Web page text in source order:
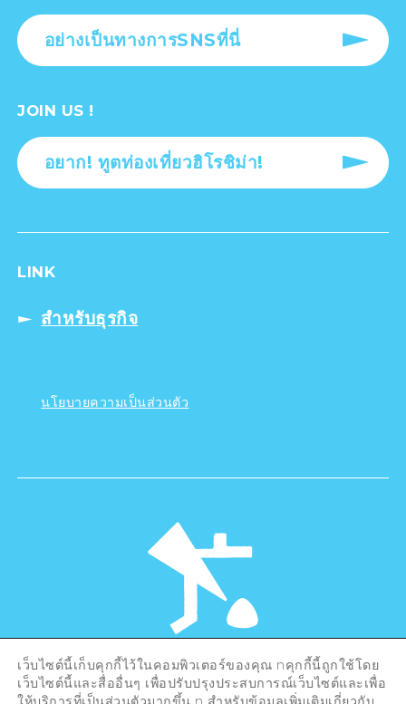
อย่างเป็นทางการSNSที่นี่
JOIN US !
อยาก! ทูตท่องเที่ยวฮิโรชิม่า!
LINK
สำหรับธุรกิจ
นโยบายความเป็นส่วนตัว
©Hiroshima Tourism Association /
Hiroshima Prefecture / Hiroshima City .
All rights reserved
เว็บไซต์นี้เก็บคุกกี้ไว้ในคอมพิวเตอร์ของคุณ nคุกกี้นี้ถูกใช้โดย
เว็บไซต์นี้และสื่ออื่นๆ เพื่อปรับปรุงประสบการณ์เว็บไซต์และเพื่อ